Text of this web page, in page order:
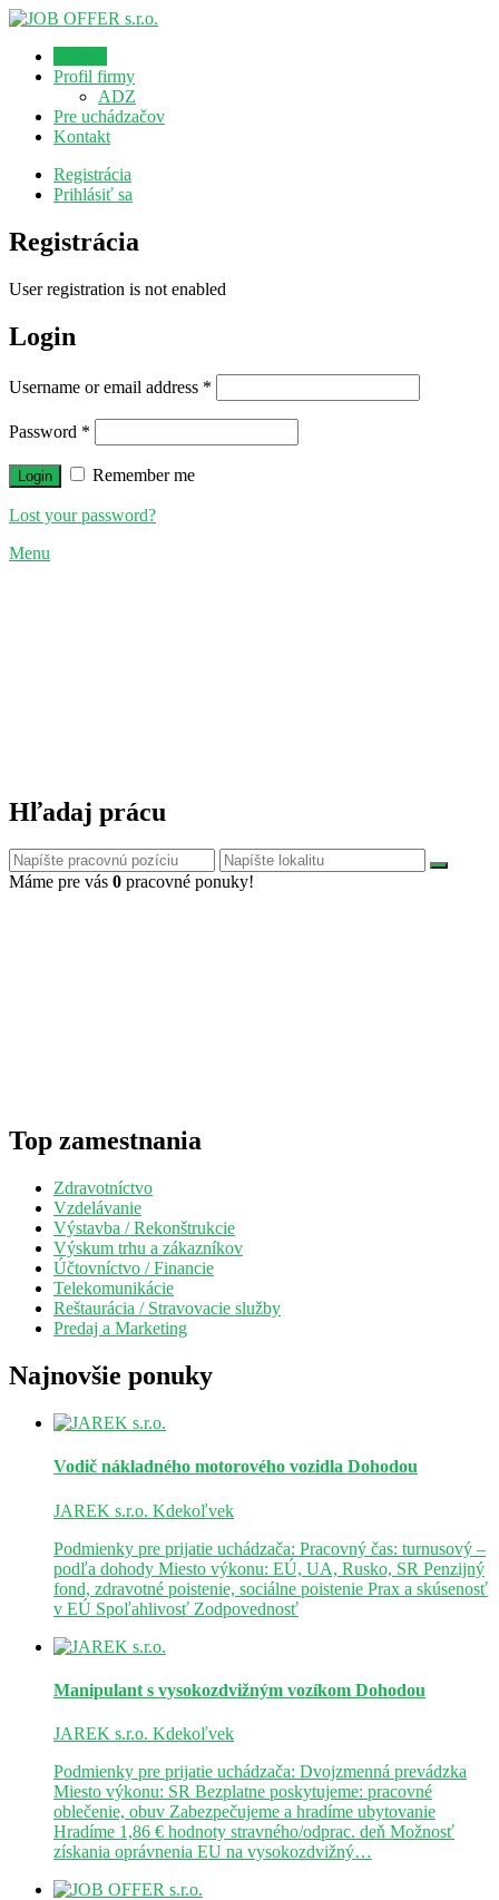
Profil firmy
ADZ
Pre uchádzačov
Kontakt
Registrácia
Prihlásiť sa
Registrácia
User registration is not enabled
Login
Username or email address *
Password *
Remember me
Lost your password?
Menu
Hľadaj prácu
Máme pre vás 0 pracovné ponuky!
Top zamestnania
Zdravotníctvo
Vzdelávanie
Výstavba / Rekonštrukcie
Výskum trhu a zákazníkov
Účtovníctvo / Financie
Telekomunikácie
Reštaurácia / Stravovacie služby
Predaj a Marketing
Najnovšie ponuky
Vodič nákladného motorového vozidla Dohodou
JAREK s.r.o. Kdekoľvek
Podmienky pre prijatie uchádzača: Pracovný čas: turnusový –
podľa dohody Miesto výkonu: EÚ, UA, Rusko, SR Penzijný
fond, zdravotné poistenie, sociálne poistenie Prax a skúsenosť
v EÚ Spoľahlivosť Zodpovednosť
Manipulant s vysokozdvižným vozíkom Dohodou
JAREK s.r.o. Kdekoľvek
Podmienky pre prijatie uchádzača: Dvojzmenná prevádzka
Miesto výkonu: SR Bezplatne poskytujeme: pracovné
oblečenie, obuv Zabezpečujeme a hradíme ubytovanie
Hradíme 1,86 € hodnoty stravného/odprac. deň Možnosť
získania oprávnenia EU na vysokozdvižný…